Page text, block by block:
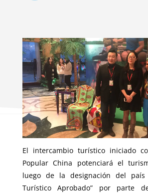
El intercambio turístico iniciado
Popular China potenciará el
luego de la designación del país
Turístico Aprobado” por parte